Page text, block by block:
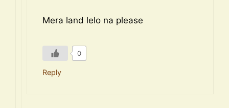
Mera land lelo na please
0
Reply